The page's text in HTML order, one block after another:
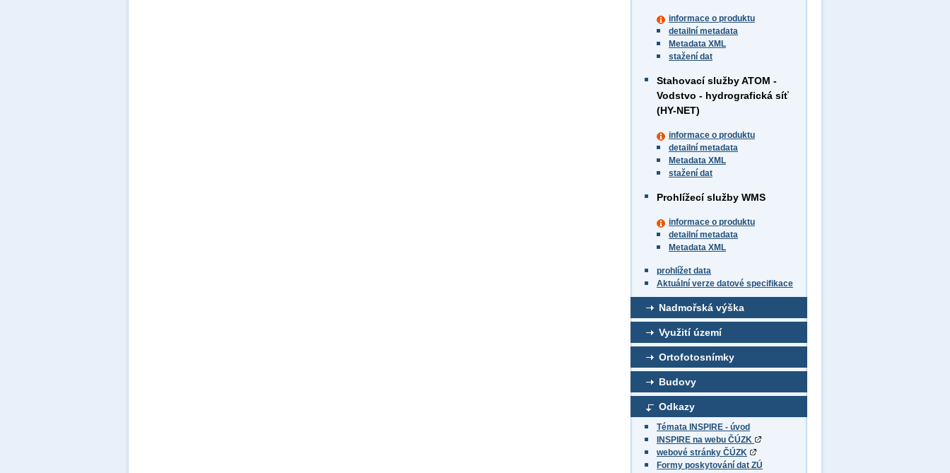
informace o produktu
detailní metadata
Metadata XML
stažení dat
Stahovací služby ATOM -
Vodstvo - hydrografická síť
(HY-NET)
informace o produktu
detailní metadata
Metadata XML
stažení dat
Prohlížecí služby WMS
informace o produktu
detailní metadata
Metadata XML
prohlížet data
Aktuální verze datové specifikace
Nadmořská výška
Využití území
Ortofotosnímky
Budovy
Odkazy
Témata INSPIRE - úvod
INSPIRE na webu ČÚZK
webové stránky ČÚZK
Formy poskytování dat ZÚ